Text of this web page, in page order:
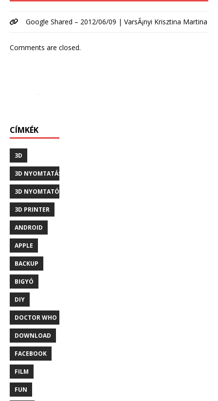
Google Shared – 2012/06/09 | VarsÃ¡nyi Krisztina Martina
Comments are closed.
CÍMKÉK
3D
3D NYOMTATÁS
3D NYOMTATÓ
3D PRINTER
ANDROID
APPLE
BACKUP
BIGYÓ
DIY
DOCTOR WHO
DOWNLOAD
FACEBOOK
FILM
FUN